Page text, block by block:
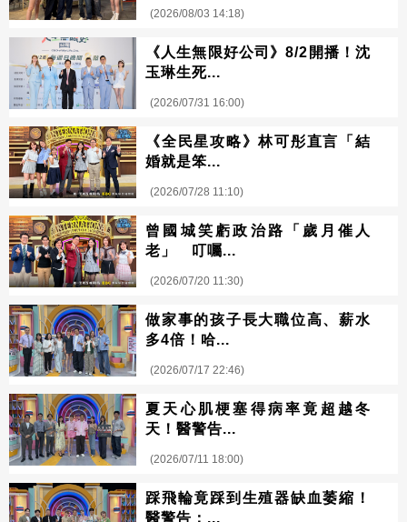
(2026/08/03 14:18)
《人生無限好公司》8/2開播！沈
玉琳生死...
(2026/07/31 16:00)
《全民星攻略》林可彤直言「結
婚就是笨...
(2026/07/28 11:10)
曾國城笑虧政治路「歲月催人
老」 叮囑...
(2026/07/20 11:30)
做家事的孩子長大職位高、薪水
多4倍！哈...
(2026/07/17 22:46)
夏天心肌梗塞得病率竟超越冬
天！醫警告...
(2026/07/11 18:00)
踩飛輪竟踩到生殖器缺血萎縮！
醫警告：...